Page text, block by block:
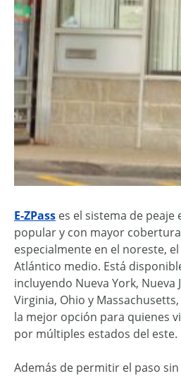
E-ZPass es el sistema de peaje
popular y con mayor
especialmente en el noreste,
Atlántico medio. Está
incluyendo Nueva York, Nueva
Virginia, Ohio y
la mejor opción para quienes
por múltiples estados del este.
Además de permitir el paso